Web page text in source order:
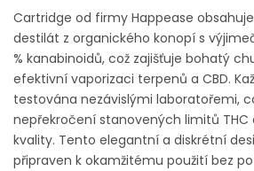
Cartridge od firmy Happease obsahuje
destilát z organického konopí s
% kanabinoidů, což zajišťuje bohatý
efektivní vaporizaci terpenů a CBD.
testována nezávislými laboratořemi,
nepřekročení stanovených limitů THC
kvality. Tento elegantní a diskrétní
připraven k okamžitému použití bez